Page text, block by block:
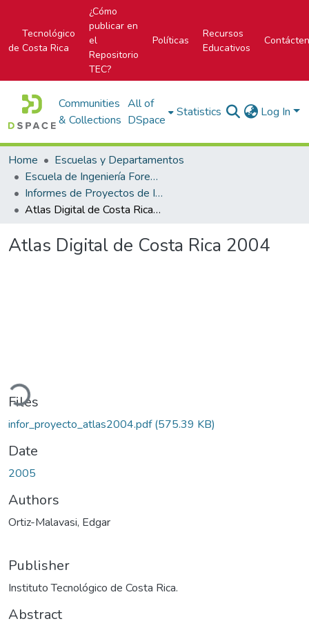
Tecnológico
de Costa Rica
¿Cómo
publicar en
el
Repositorio
TEC?
Políticas
Recursos
Educativos
Communities
& Collections
All of
DSpace
Statistics Log In
Home
Escuelas y Departamentos
Escuela de Ingeniería Forestal
Informes de Proyectos de Investigación
Atlas Digital de Costa Rica 2004
Atlas Digital de Costa Rica 2004
Files
infor_proyecto_atlas2004.pdf(575.39 KB)
Date
2005
Authors
Ortiz-Malavasi, Edgar
Publisher
Instituto Tecnológico de Costa Rica.
Abstract